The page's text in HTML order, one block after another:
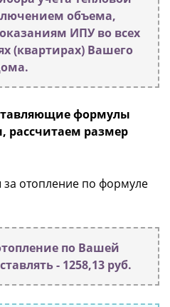
объема,
ИПУ во всех
(квартирах) Вашего
формулы
рассчитаем размер
по Вашей
- 1258,13 руб.